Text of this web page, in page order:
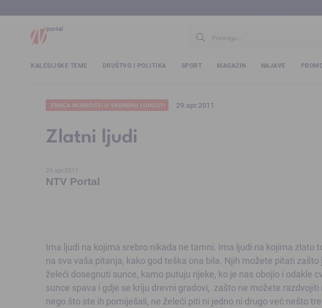
KALESIJSKE TEME DRUŠTVO I POLITIKA SPORT MAGAZIN NAJAVE
ZRNCA MUDROSTI U VREMENU LUDOSTI 29.apr.2011
Zlatni ljudi
29.apr.2011
NTV Portal
Ima ljudi na kojima srebro nikada ne tamni. Ima ljudi na kojima zlato
na sva vaša pitanja, kako god teška ona bila. Njih možete pitati
želeći dosegnuti sunce, kamo putuju rijeke, ko je nas obojio i odakle
sunce spava i gdje se kriju drevni gradovi, zašto ne možete
nego što ste ih pomiješali, ne želeći piti ni jedno ni drugo već nešto